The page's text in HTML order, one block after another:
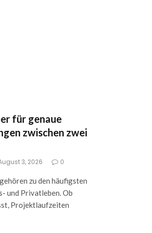
für genaue
zwischen zwei
3, 2026 0
zu den häufigsten
und Privatleben. Ob
Projektlaufzeiten